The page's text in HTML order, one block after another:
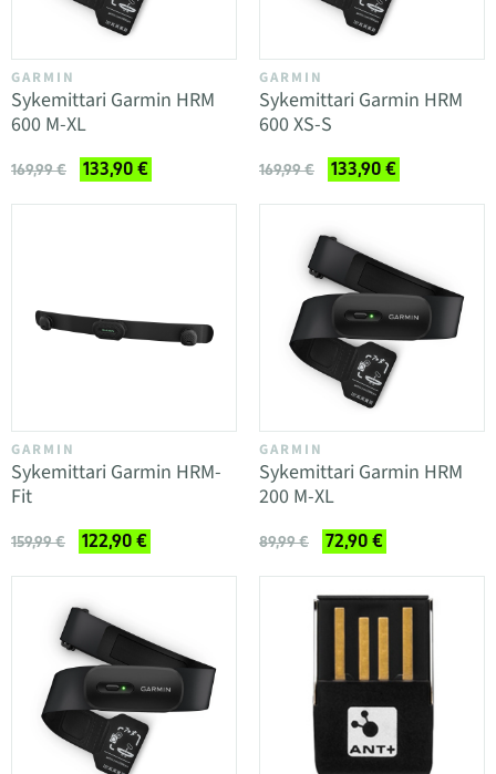
GARMIN
Sykemittari Garmin HRM
600 M-XL
169,99 € 133,90 €
GARMIN
Sykemittari Garmin HRM
600 XS-S
169,99 € 133,90 €
GARMIN
Sykemittari Garmin HRM-
Fit
159,99 € 122,90 €
GARMIN
Sykemittari Garmin HRM
200 M-XL
89,99 € 72,90 €